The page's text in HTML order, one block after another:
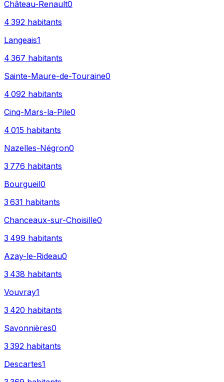
Château-Renault0
4 392 habitants
Langeais1
4 367 habitants
Sainte-Maure-de-Touraine0
4 092 habitants
Cinq-Mars-la-Pile0
4 015 habitants
Nazelles-Négron0
3 776 habitants
Bourgueil0
3 631 habitants
Chanceaux-sur-Choisille0
3 499 habitants
Azay-le-Rideau0
3 438 habitants
Vouvray1
3 420 habitants
Savonnières0
3 392 habitants
Descartes1